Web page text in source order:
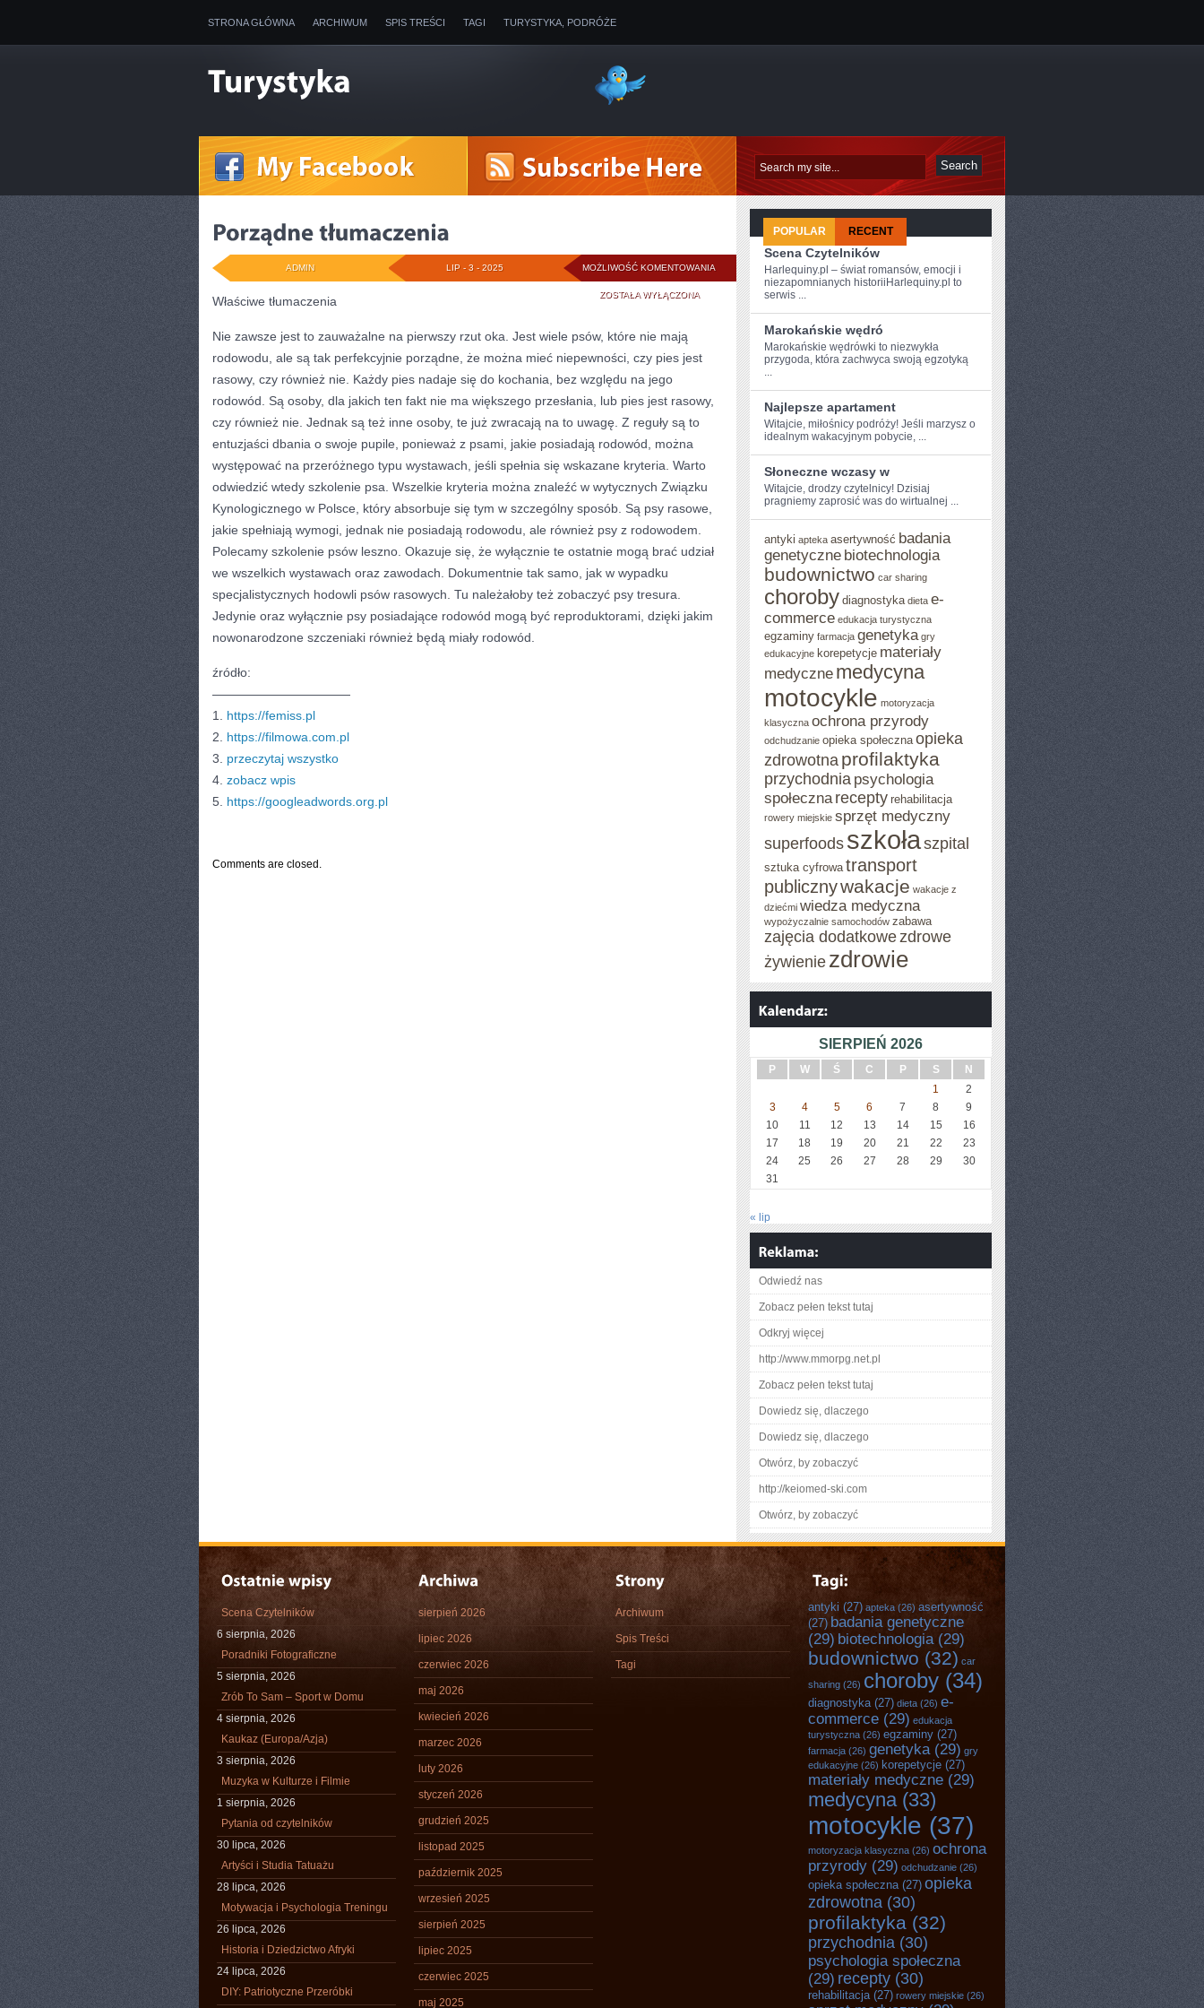
STRONA GŁÓWNA ARCHIWUM SPIS TREŚCI TAGI TURYSTYKA, PODRÓŻE
MOŻLIWOŚĆ KOMENTOWANIA PORZĄDNE
TŁUMACZENIA
ZOSTAŁA WYŁĄCZONA
LIP - 3 - 2025
ADMIN
Właściwe tłumaczenia
Nie zawsze jest to zauważalne na pierwszy rzut oka. Jest wiele psów, które nie mają
rodowodu, ale są tak perfekcyjnie porządne, że można mieć niepewności, czy pies jest
rasowy, czy również nie. Każdy pies nadaje się do kochania, bez względu na jego
rodowód. Są osoby, dla jakich ten fakt nie ma większego przesłania, lub pies jest rasowy,
czy również nie. Jednak są też inne osoby, te już zwracają na to uwagę. Z reguły są to
entuzjaści dbania o swoje pupile, ponieważ z psami, jakie posiadają rodowód, można
występować na przeróżnego typu wystawach, jeśli spełnia się wskazane kryteria. Warto
odwiedzić wtedy szkolenie psa. Wszelkie kryteria można znaleźć w wytycznych Związku
Kynologicznego w Polsce, który absorbuje się tym w szczególny sposób. Są psy rasowe,
jakie spełniają wymogi, jednak nie posiadają rodowodu, ale również psy z rodowodem.
Polecamy szkolenie psów leszno. Okazuje się, że wyłącznie te ostatnie mogą brać udział
we wszelkich wystawach oraz zawodach. Dokumentnie tak samo, jak w wypadku
specjalistycznych hodowli psów rasowych. Tu należałoby też zobaczyć psy tresura.
Jedynie oraz wyłącznie psy posiadające rodowód mogą być reproduktorami, dzięki jakim
nowonarodzone szczeniaki również będą miały rodowód.
źródło:
———————————
1. https://femiss.pl
2. https://filmowa.com.pl
3. przeczytaj wszystko
4. zobacz wpis
5. https://googleadwords.org.pl
Comments are closed.
POPULAR RECENT
Scena Czytelników
Harlequiny.pl – świat romansów, emocji i
niezapomnianych historiiHarlequiny.pl to
serwis ...
Marokańskie wędró
Marokańskie wędrówki ​to niezwykła
przygoda, która zachwyca swoją egzotyką
...
Najlepsze apartament
Witajcie, miłośnicy​ podróży! Jeśli ‌marzysz o
idealnym wakacyjnym pobycie, ...
Słoneczne wczasy w
Witajcie, drodzy‌ czytelnicy! Dzisiaj
pragniemy zaprosić was do wirtualnej‌ ...
antyki apteka asertywność badania
genetyczne biotechnologia
budownictwo car sharing
choroby diagnostyka dieta e-
commerce edukacja turystyczna
egzaminy farmacja genetyka gry
edukacyjne korepetycje materiały
medyczne medycyna
motocykle motoryzacja
klasyczna ochrona przyrody
odchudzanie opieka społeczna opieka
zdrowotna profilaktyka
przychodnia psychologia
społeczna recepty rehabilitacja
rowery miejskie sprzęt medyczny
superfoods szkołaszpital
sztuka cyfrowa transport
publicznywakacje wakacje z
dziećmi wiedza medyczna
wypożyczalnie samochodów zabawa
zajęcia dodatkowezdrowe
żywienie zdrowie
SIERPIEŃ 2026
P W Ś C P S
N
1
2
3
4 5 6 7 8
9
10
11 12 13 14 15
16
17
18 19 20 21 22
23
24
25 26 27 28 29
30
31
« lip
Odwiedź nas
Zobacz pełen tekst tutaj
Odkryj więcej
http://www.mmorpg.net.pl
Zobacz pełen tekst tutaj
Dowiedz się, dlaczego
Dowiedz się, dlaczego
Otwórz, by zobaczyć
http://keiomed-ski.com
Otwórz, by zobaczyć
Scena Czytelników
6 sierpnia, 2026
Poradniki Fotograficzne
5 sierpnia, 2026
Zrób To Sam – Sport w Domu
4 sierpnia, 2026
Kaukaz (Europa/Azja)
3 sierpnia, 2026
Muzyka w Kulturze i Filmie
1 sierpnia, 2026
Pytania od czytelników
30 lipca, 2026
Artyści i Studia Tatuażu
28 lipca, 2026
Motywacja i Psychologia Treningu
26 lipca, 2026
Historia i Dziedzictwo Afryki
24 lipca, 2026
DIY: Patriotyczne Przeróbki
sierpień 2026
lipiec 2026
czerwiec 2026
maj 2026
kwiecień 2026
marzec 2026
luty 2026
styczeń 2026
grudzień 2025
listopad 2025
październik 2025
wrzesień 2025
sierpień 2025
lipiec 2025
czerwiec 2025
maj 2025
Archiwum
Spis Treści
Tagi
antyki (27) apteka (26) asertywność
(27) badania genetyczne
(29) biotechnologia (29)
budownictwo (32) car
sharing (26) choroby (34)
diagnostyka(27) dieta (26) e-
commerce (29) edukacja
turystyczna (26) egzaminy (27)
farmacja (26) genetyka (29) gry
edukacyjne (26) korepetycje (27)
materiały medyczne (29)
medycyna(33)
motocykle (37)
motoryzacja klasyczna (26) ochrona
przyrody (29) odchudzanie (26)
opieka społeczna(27) opieka
zdrowotna (30)
profilaktyka (32)
przychodnia (30)
psychologia społeczna
(29) recepty (30)
rehabilitacja(27) rowery miejskie (26)